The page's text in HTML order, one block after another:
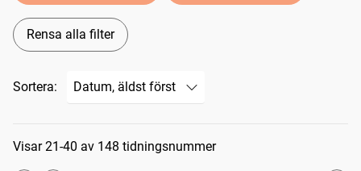
Rensa alla filter
Sortera:
Sökresultat
Visar 21-40 av 148 tidningsnummer